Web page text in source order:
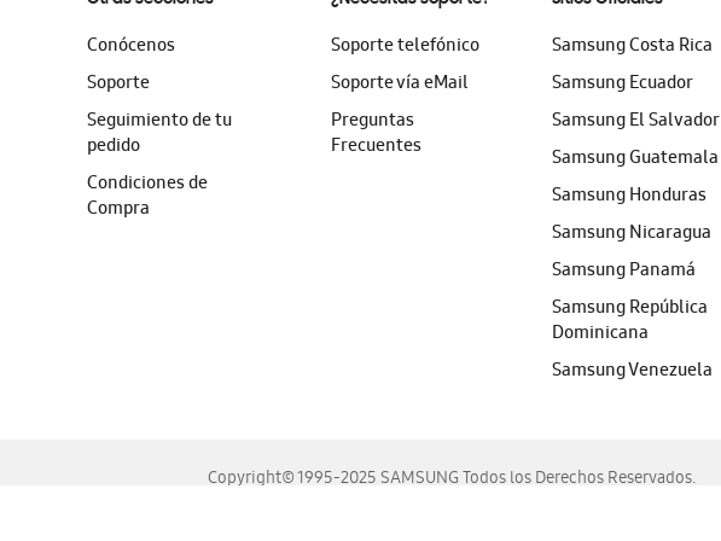
Conócenos
Soporte
Seguimiento de tu
pedido
Condiciones de
Compra
Soporte telefónico
Soporte vía eMail
Preguntas
Frecuentes
Samsung Costa Rica
Samsung Ecuador
Samsung El Salvador
Samsung Guatemala
Samsung Honduras
Samsung Nicaragua
Samsung Panamá
Samsung República
Dominicana
Samsung Venezuela
Copyright© 1995-2025 SAMSUNG Todos los Derechos Reservados.